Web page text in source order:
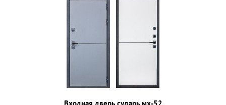
Входная дверь сударь мх-52